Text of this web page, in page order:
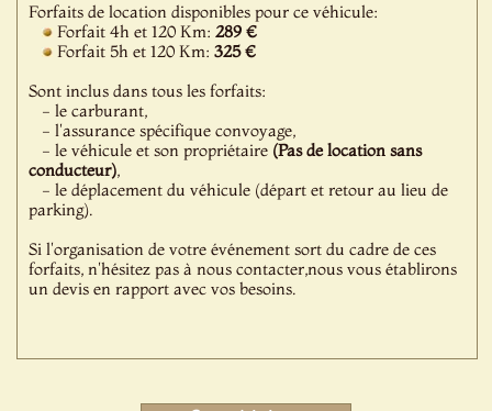
Forfaits de location disponibles pour ce véhicule:
Forfait 4h et 120 Km:289 €
Forfait 5h et 120 Km:325 €
Sont inclus dans tous les forfaits:
- le carburant,
- l'assurance spécifique convoyage,
- le véhicule et son propriétaire (Pas de location sans
conducteur),
- le déplacement du véhicule (départ et retour au lieu de
parking).
Si l'organisation de votre événement sort du cadre de ces
forfaits, n'hésitez pas à nous contacter,nous vous établirons
un devis en rapport avec vos besoins.